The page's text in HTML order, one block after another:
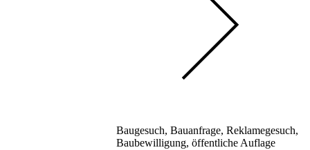
Baugesuch, Bauanfrage, Reklamegesuch,
Baubewilligung, öffentliche Auflage